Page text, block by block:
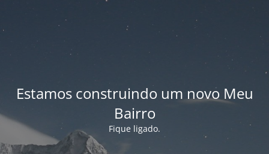
Estamos construindo um novo Meu
Bairro
Fique ligado.